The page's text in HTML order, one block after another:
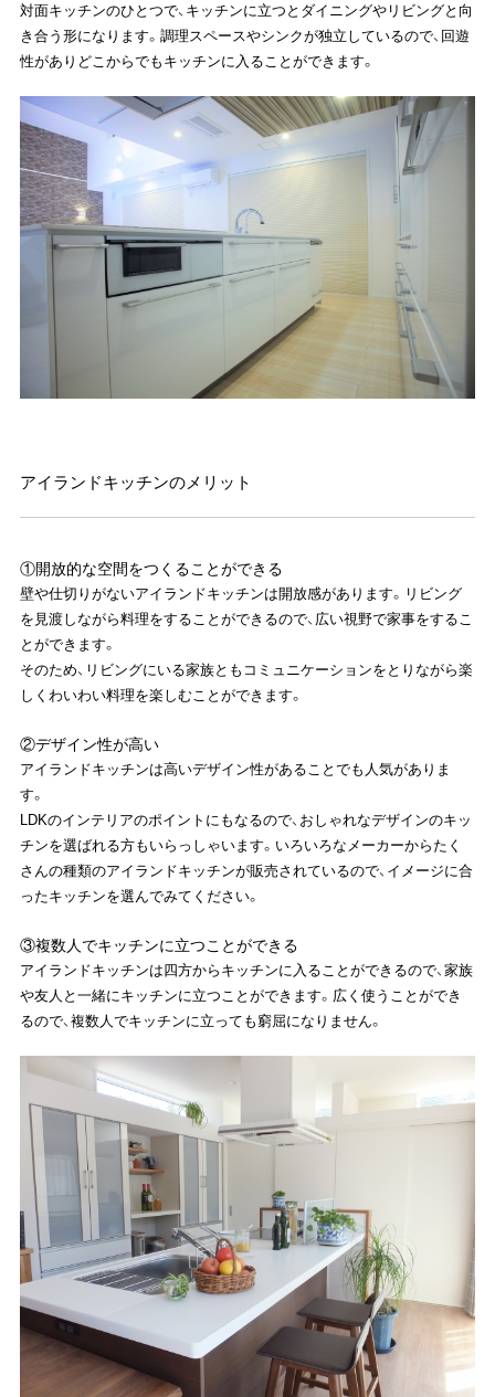
対面キッチンのひとつで、キッチンに立つとダイニングやリビングと向
き合う形になります。調理スペースやシンクが独立しているので、回遊
性がありどこからでもキッチンに入ることができます。
アイランドキッチンのメリット
①開放的な空間をつくることができる
壁や仕切りがないアイランドキッチンは開放感があります。リビング
を見渡しながら料理をすることができるので、広い視野で家事をするこ
とができます。
そのため、リビングにいる家族ともコミュニケーションをとりながら楽
しくわいわい料理を楽しむことができます。
②デザイン性が高い
アイランドキッチンは高いデザイン性があることでも人気がありま
す。
LDKのインテリアのポイントにもなるので、おしゃれなデザインのキッ
チンを選ばれる方もいらっしゃいます。いろいろなメーカーからたく
さんの種類のアイランドキッチンが販売されているので、イメージに合
ったキッチンを選んでみてください。
③複数人でキッチンに立つことができる
アイランドキッチンは四方からキッチンに入ることができるので、家族
や友人と一緒にキッチンに立つことができます。広く使うことができ
るので、複数人でキッチンに立っても窮屈になりません。